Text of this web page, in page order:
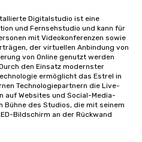
Digitalstudio ist eine
und Fernsehstudio und kann für
mit Videokonferenzen sowie
der virtuellen Anbindung von
von Online genutzt werden
den Einsatz modernster
ermöglicht das Estrel in
Technologiepartnern die Live-
auf Websites und Social-Media-
Bühne des Studios, die mit seinem
Bildschirm an der Rückwand